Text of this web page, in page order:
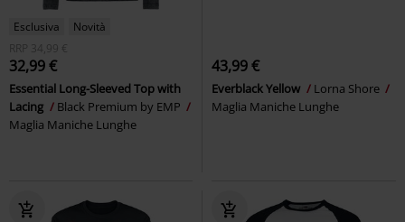
Esclusiva
Novità
RRP
34,99 €
32,99 €
Essential Long-Sleeved Top with
Lacing
Black Premium by EMP
Maglia Maniche Lunghe
43,99 €
Everblack Yellow
Lorna Shore
Maglia Maniche Lunghe